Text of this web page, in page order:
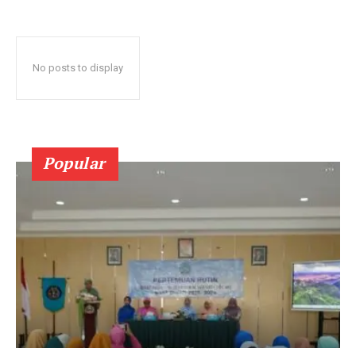
No posts to display
Popular